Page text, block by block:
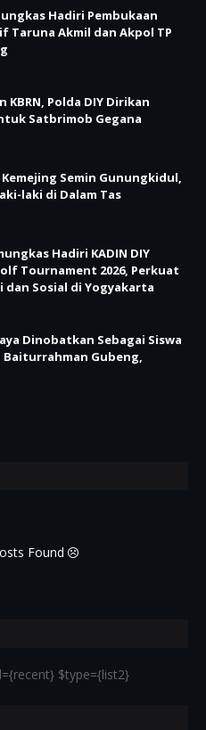
Hadiri Pembukaan
Taruna Akmil dan Akpol TP
KBRN, Polda DIY Dirikan
Satbrimob Gegana
Semin Gunungkidul,
laki di Dalam Tas
Hadiri KADIN DIY
Tournament 2026, Perkuat
dan Sosial di Yogyakarta
Dinobatkan Sebagai Siswa
Baiturrahman Gubeng,
Found
$type={list2}